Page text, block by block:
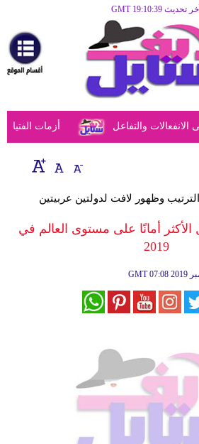
آخر تحديث GMT 19:10:39
مرأة
أزياء
أزياء
إسلامية
صحة
أزمات الفتيات والتفاعل
وظهور لافت لدولتين عربيتين
أمانًا على مستوى العالم في
2019
GMT